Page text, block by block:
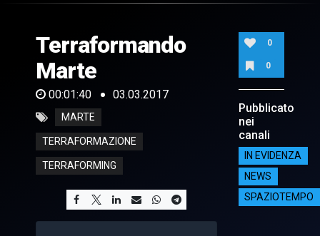
of
40
seconds
Terraformando
Marte
00:01:40 03.03.2017
MARTE
TERRAFORMAZIONE
TERRAFORMING
0
0
Pubblicato
nei
canali
IN EVIDENZA
NEWS
SPAZIOTEMPO